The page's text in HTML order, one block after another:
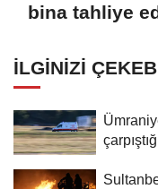
bina tahliye
İLGINIZI